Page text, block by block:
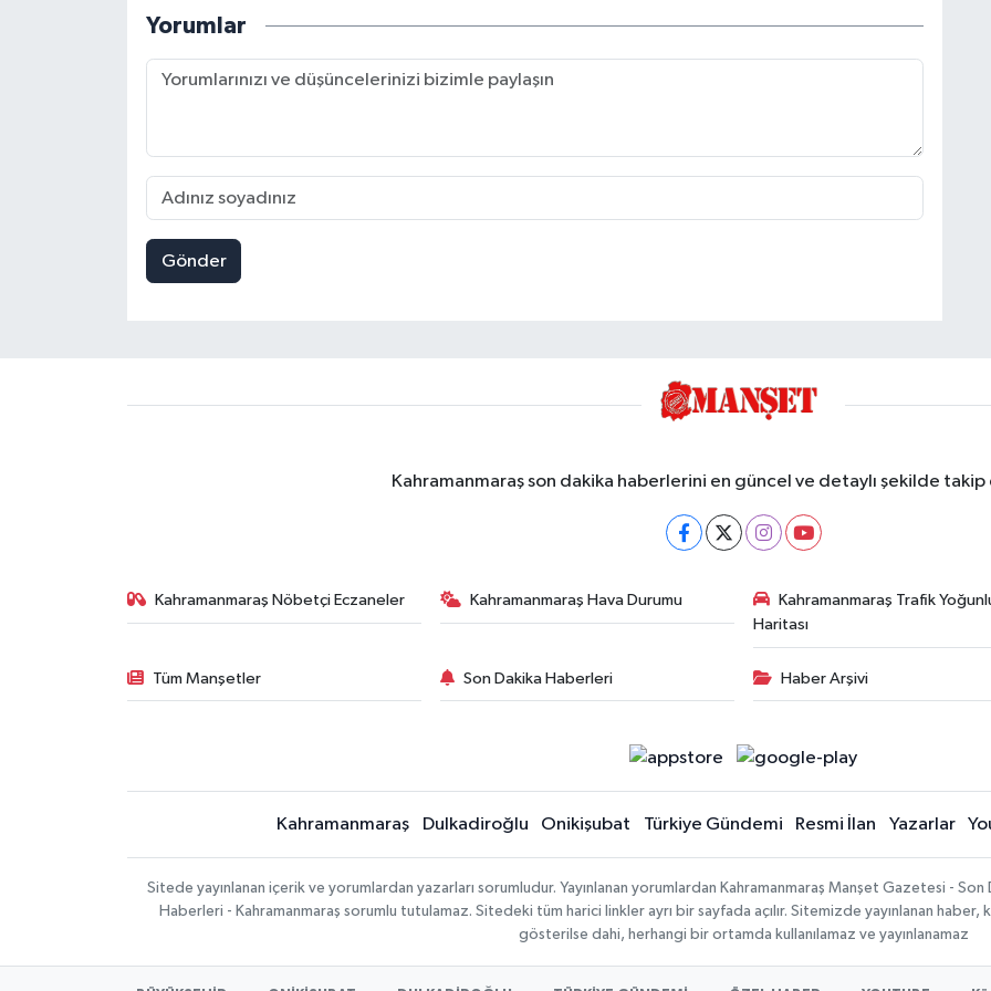
Yorumlar
Gönder
Kahramanmaraş son dakika haberlerini en güncel ve detaylı şekilde
Kahramanmaraş Nöbetçi Eczaneler Kahramanmaraş Hava Durumu
Kahramanmaraş Trafik
Haritası
Tüm Manşetler Son Dakika Haberleri Haber Arşivi
Kahramanmaraş Dulkadiroğlu Onikişubat Türkiye Gündemi Resmi İlan Yazarlar
Sitede yayınlanan içerik ve yorumlardan yazarları sorumludur. Yayınlanan yorumlardan Kahramanmaraş Manşet Gazetesi -
Haberleri - Kahramanmaraş sorumlu tutulamaz. Sitedeki tüm harici linkler ayrı bir sayfada açılır. Sitemizde yayınlanan haber,
gösterilse dahi, herhangi bir ortamda kullanılamaz ve yayınlanamaz